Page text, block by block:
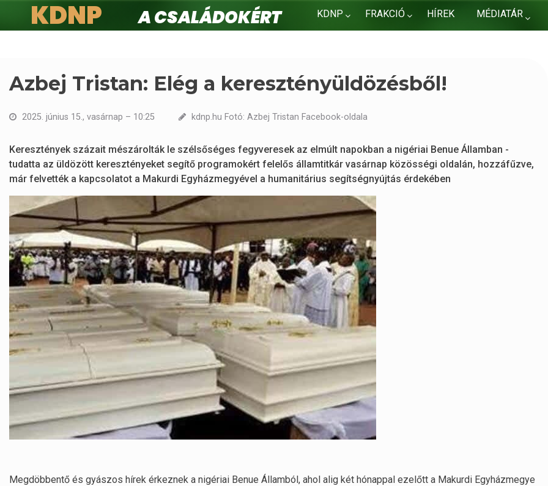
KDNP FRAKCIÓ HÍREK MÉDIATÁR
KDNP
A családokért.
Azbej Tristan: Elég a keresztényüldözésből!
2025. június 15., vasárnap – 10:25 kdnp.hu Fotó: Azbej Tristan Facebook-oldala
Keresztények százait mészárolták le szélsőséges fegyveresek az elmúlt napokban a nigériai Benue Államban -
tudatta az üldözött keresztényeket segítő programokért felelős államtitkár vasárnap közösségi oldalán, hozzáfűzve,
már felvették a kapcsolatot a Makurdi Egyházmegyével a humanitárius segítségnyújtás érdekében
Megdöbbentő és gyászos hírek érkeznek a nigériai Benue Államból, ahol alig két hónappal ezelőtt a Makurdi Egyházmegye